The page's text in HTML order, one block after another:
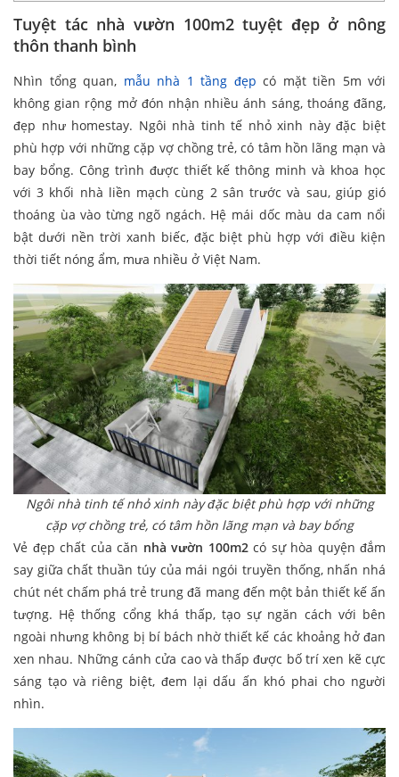
Tuyệt tác nhà vườn 100m2 tuyệt đẹp ở nông
thôn thanh bình
Nhìn tổng quan, mẫu nhà 1 tầng đẹp có mặt tiền 5m với
không gian rộng mở đón nhận nhiều ánh sáng, thoáng đãng,
đẹp như homestay. Ngôi nhà tinh tế nhỏ xinh này đặc biệt
phù hợp với những cặp vợ chồng trẻ, có tâm hồn lãng mạn và
bay bổng. Công trình được thiết kế thông minh và khoa học
với 3 khối nhà liền mạch cùng 2 sân trước và sau, giúp gió
thoáng ùa vào từng ngõ ngách. Hệ mái dốc màu da cam nổi
bật dưới nền trời xanh biếc, đặc biệt phù hợp với điều kiện
thời tiết nóng ẩm, mưa nhiều ở Việt Nam.
Ngôi nhà tinh tế nhỏ xinh này đặc biệt phù hợp với những
cặp vợ chồng trẻ, có tâm hồn lãng mạn và bay bổng
Vẻ đẹp chất của căn nhà vườn 100m2có sự hòa quyện đắm
say giữa chất thuần túy của mái ngói truyền thống, nhấn nhá
chút nét chấm phá trẻ trung đã mang đến một bản thiết kế ấn
tượng. Hệ thống cổng khá thấp, tạo sự ngăn cách với bên
ngoài nhưng không bị bí bách nhờ thiết kế các khoảng hở đan
xen nhau. Những cánh cửa cao và thấp được bố trí xen kẽ cực
sáng tạo và riêng biệt, đem lại dấu ấn khó phai cho người
nhìn.